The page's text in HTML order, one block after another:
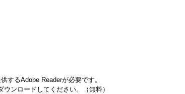
するAdobe Readerが必要です。
ンロードしてください。（無料）